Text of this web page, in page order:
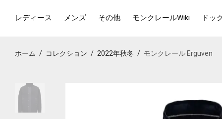
レディース メンズ その他 モンクレールWiki ドッ
ホーム / コレクション / 2022年秋冬 / モンクレール Erguven